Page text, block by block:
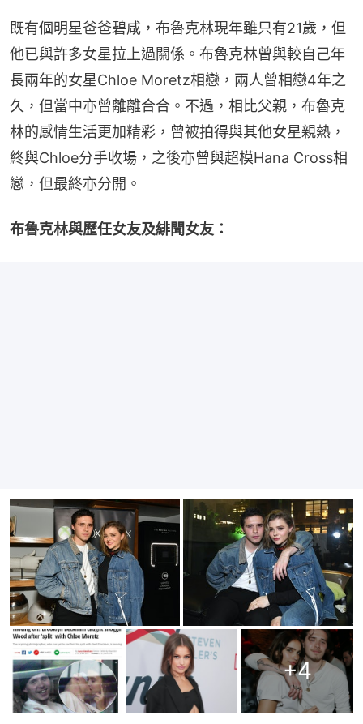
既有個明星爸爸碧咸，布魯克林現年雖只有21歲，但
他已與許多女星拉上過關係。布魯克林曾與較自己年
長兩年的女星Chloe Moretz相戀，兩人曾相戀4年之
久，但當中亦曾離離合合。不過，相比父親，布魯克
林的感情生活更加精彩，曾被拍得與其他女星親熱，
終與Chloe分手收場，之後亦曾與超模Hana Cross相
戀，但最終亦分開。
布魯克林與歷任女友及緋聞女友：
+4